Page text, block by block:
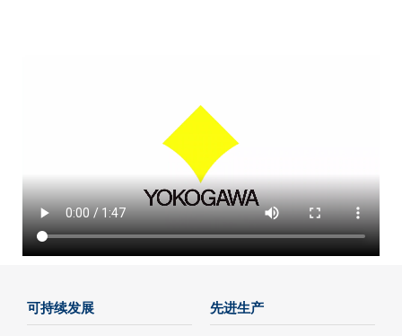
可持续发展 先进生产